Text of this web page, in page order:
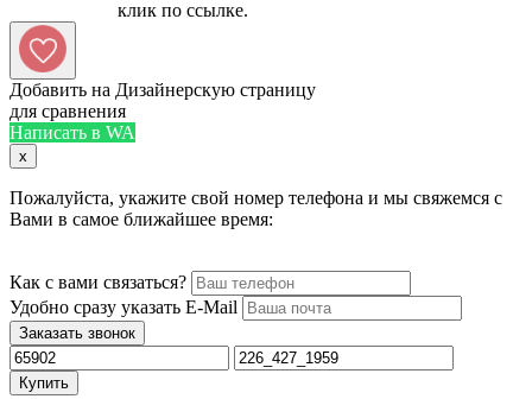
Добавить на Дизайнерскую страницу
для сравнения
Написать в WA
x
Пожалуйста, укажите свой номер телефона и мы свяжемся с
Вами в самое ближайшее время:
Как с вами связаться?
Удобно сразу указать E-Mail
Заказать звонок
Купить